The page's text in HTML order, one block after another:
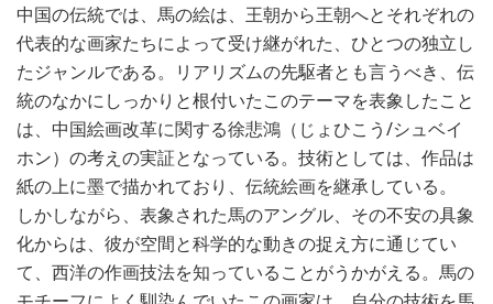
中国の伝統では、馬の絵は、王朝から王朝へとそれぞれの
代表的な画家たちによって受け継がれた、ひとつの独立し
たジャンルである。リアリズムの先駆者とも言うべき、伝
統のなかにしっかりと根付いたこのテーマを表象したこと
は、中国絵画改革に関する徐悲鴻（じょひこう/シュベイ
ホン）の考えの実証となっている。技術としては、作品は
紙の上に墨で描かれており、伝統絵画を継承している。
しかしながら、表象された馬のアングル、その不安の具象
化からは、彼が空間と科学的な動きの捉え方に通じてい
て、西洋の作画技法を知っていることがうかがえる。馬の